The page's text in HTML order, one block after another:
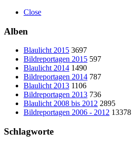
Close
Alben
Blaulicht 2015 3697
Bildreportagen 2015 597
Blaulicht 2014 1490
Bildreportagen 2014 787
Blaulicht 2013 1106
Bildreportagen 2013 736
Blaulicht 2008 bis 2012 2895
Bildreportagen 2006 - 2012 13378
Schlagworte